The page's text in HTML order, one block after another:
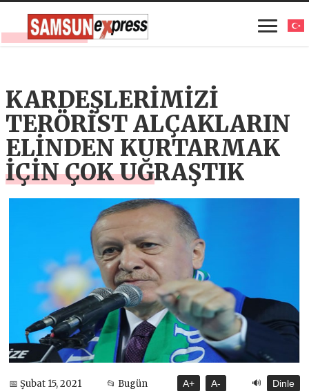
KARDEŞLERİMİZİ
TERÖRİST ALÇAKLARIN
ELİNDEN KURTARMAK
İÇİN ÇOK UĞRAŞTIK
📅 Şubat 15, 2021 📂 Bugün A+ A- 🔊 Dinle